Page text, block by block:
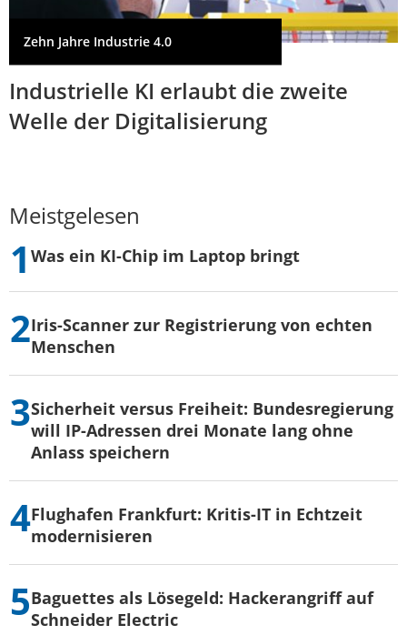
Zehn Jahre Industrie 4.0
Industrielle KI erlaubt die zweite
Welle der Digitalisierung
Meistgelesen
Was ein KI-Chip im Laptop bringt
Iris-Scanner zur Registrierung von echten
Menschen
Sicherheit versus Freiheit: Bundesregierung
will IP-Adressen drei Monate lang ohne
Anlass speichern
Flughafen Frankfurt: Kritis-IT in Echtzeit
modernisieren
Baguettes als Lösegeld: Hackerangriff auf
Schneider Electric